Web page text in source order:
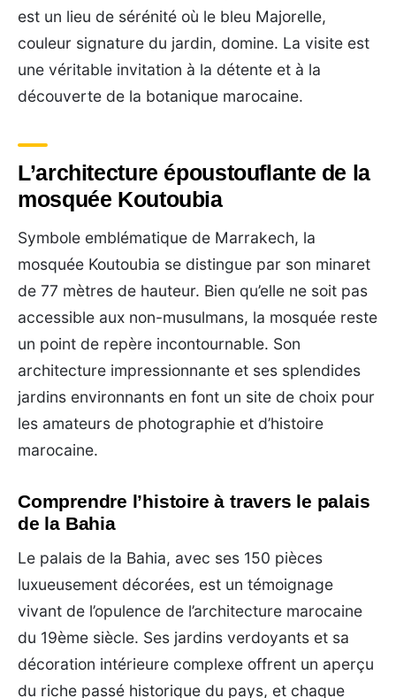
est un lieu de sérénité où le bleu Majorelle,
couleur signature du jardin, domine. La visite est
une véritable invitation à la détente et à la
découverte de la botanique marocaine.
L’architecture époustouflante de la
mosquée Koutoubia
Symbole emblématique de Marrakech, la
mosquée Koutoubia se distingue par son minaret
de 77 mètres de hauteur. Bien qu’elle ne soit pas
accessible aux non-musulmans, la mosquée reste
un point de repère incontournable. Son
architecture impressionnante et ses splendides
jardins environnants en font un site de choix pour
les amateurs de photographie et d’histoire
marocaine.
Comprendre l’histoire à travers le palais
de la Bahia
Le palais de la Bahia, avec ses 150 pièces
luxueusement décorées, est un témoignage
vivant de l’opulence de l’architecture marocaine
du 19ème siècle. Ses jardins verdoyants et sa
décoration intérieure complexe offrent un aperçu
du riche passé historique du pays, et chaque